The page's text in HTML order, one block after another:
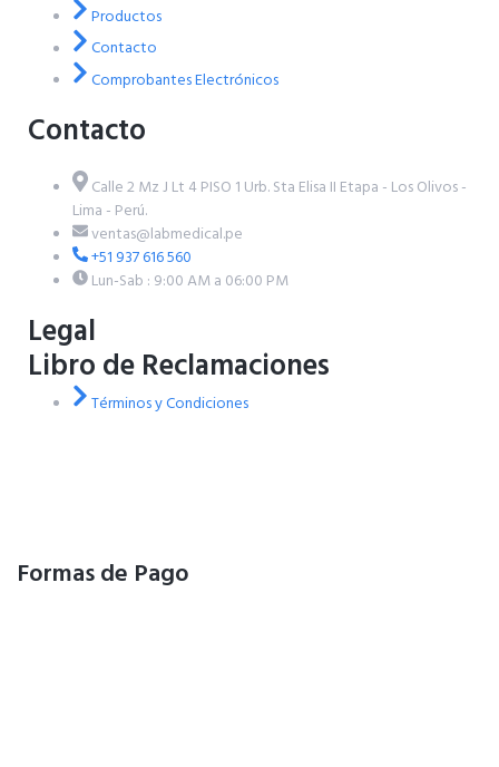
Productos
Contacto
Comprobantes Electrónicos
Contacto
Calle 2 Mz J Lt 4 PISO 1 Urb. Sta Elisa II Etapa - Los Olivos -
Lima - Perú.
ventas@labmedical.pe
+51 937 616 560
Lun-Sab : 9:00 AM a 06:00 PM
Legal
Libro de Reclamaciones
Términos y Condiciones
Formas de Pago